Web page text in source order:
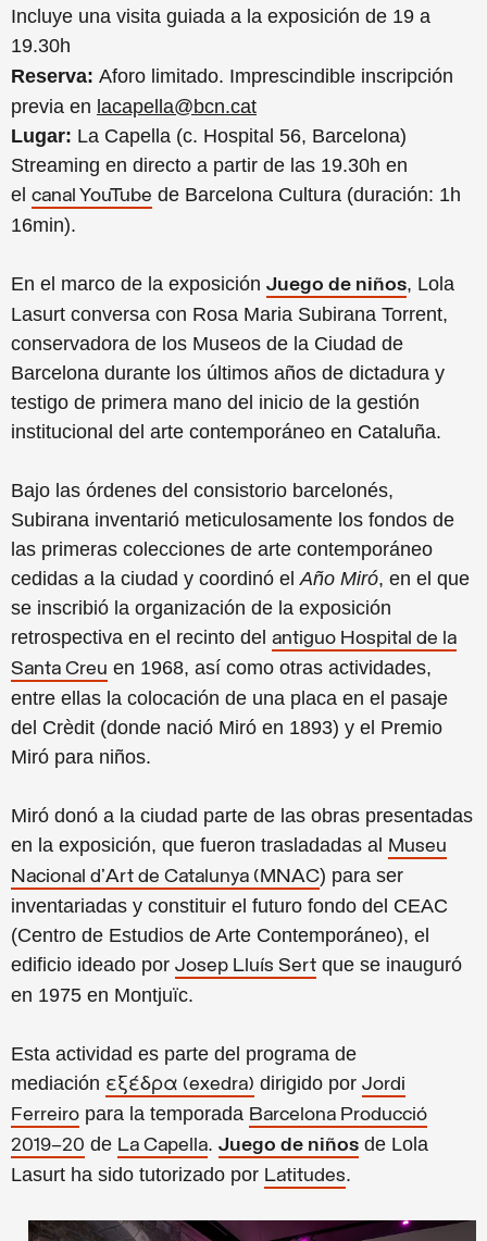
Incluye una visita guiada a la exposición de 19 a
19.30h
Reserva: Aforo limitado. Imprescindible inscripción
previa en lacapella@bcn.cat
Lugar: La Capella (c. Hospital 56, Barcelona)
Streaming en directo a partir de las 19.30h en
el canal YouTube de Barcelona Cultura (duración: 1h
16min).
En el marco de la exposición Juego de niños, Lola
Lasurt conversa con Rosa Maria Subirana Torrent,
conservadora de los Museos de la Ciudad de
Barcelona durante los últimos años de dictadura y
testigo de primera mano del inicio de la gestión
institucional del arte contemporáneo en Cataluña.
Bajo las órdenes del consistorio barcelonés,
Subirana inventarió meticulosamente los fondos de
las primeras colecciones de arte contemporáneo
cedidas a la ciudad y coordinó elAño Miró, en el que
se inscribió la organización de la exposición
retrospectiva en el recinto del antiguo Hospital de la
Santa Creu en 1968, así como otras actividades,
entre ellas la colocación de una placa en el pasaje
del Crèdit (donde nació Miró en 1893) y el Premio
Miró para niños.
Miró donó a la ciudad parte de las obras presentadas
en la exposición, que fueron trasladadas al Museu
Nacional d'Art de Catalunya (MNAC) para ser
inventariadas y constituir el futuro fondo del CEAC
(Centro de Estudios de Arte Contemporáneo), el
edificio ideado por Josep Lluís Sert que se inauguró
en 1975 en Montjuïc.
Esta actividad es parte del programa de
mediación εξέδρα (exedra) dirigido por Jordi
Ferreiro para la temporada Barcelona Producció
2019–20 de La Capella. Juego de niños de Lola
Lasurt ha sido tutorizado por Latitudes.